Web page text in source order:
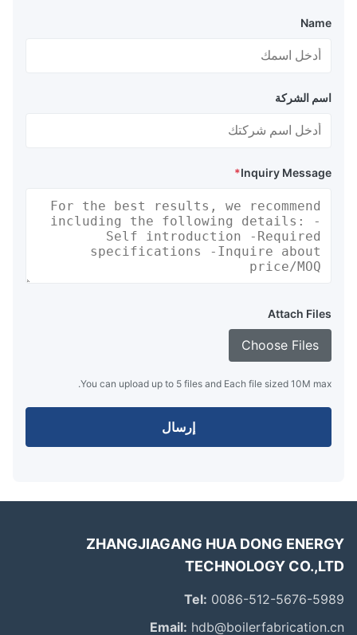
Name
اسم الشركة
Inquiry Message
*
Attach Files
Choose Files
You can upload up to 5 files and Each file sized 10M max.
إرسال
ZHANGJIAGANG HUA DONG
TECHNOLOGY
Tel:0086-512-5676-
Email: